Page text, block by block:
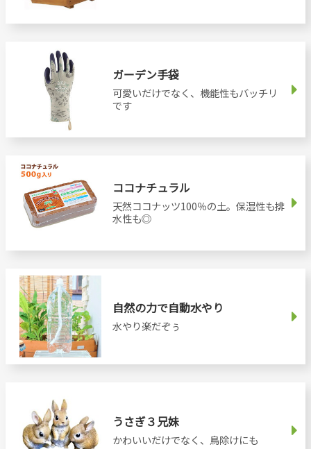
ガーデン手袋
可愛いだけでなく、機能性もバッチリ
です
ココナチュラル
天然ココナッツ100％の土。保湿性も排
水性も◎
自然の力で自動水やり
水やり楽だぞぅ
うさぎ３兄妹
かわいいだけでなく、鳥除けにも